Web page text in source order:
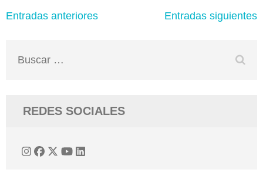
Navegación
Entradas anteriores Entradas siguientes
REDES SOCIALES